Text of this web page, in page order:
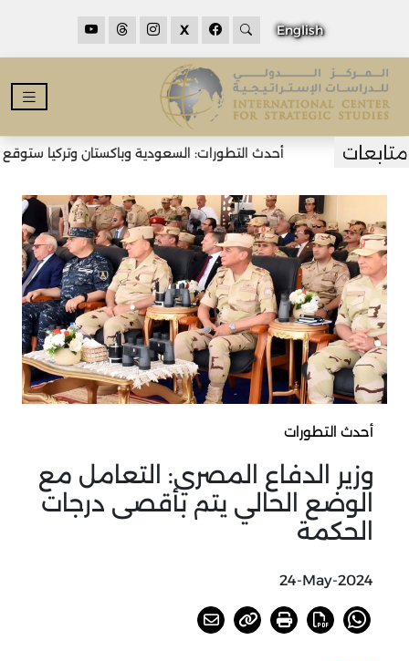
English
X
أحدث التطورات: السعودية وباكستان وتركيا ستوقع
أحدث التطورات
وزير الدفاع المصري: التعامل مع
الوضع الحالي يتم بأقصى درجات
الحكمة
24-May-2024